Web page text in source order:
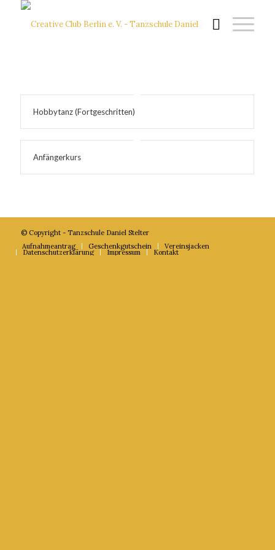
Hobbytanz (Fortgeschritten)
Anfängerkurs
© Copyright - Tanzschule Daniel Stelter
Aufnahmeantrag
Geschenkgutschein Vereinsjacken
Datenschutzerklärung Impressum Kontakt